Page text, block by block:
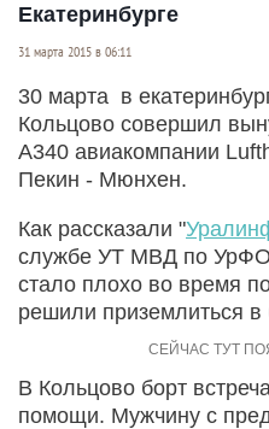
Екатеринбурге
31 марта 2015 в 06:11
30 марта в
Кольцово совершил
A340 авиакомпании
Пекин - Мюнхен.
Как рассказали "
службе УТ МВД по
стало плохо во время
решили приземлиться
В Кольцово борт
помощи. Мужчину с